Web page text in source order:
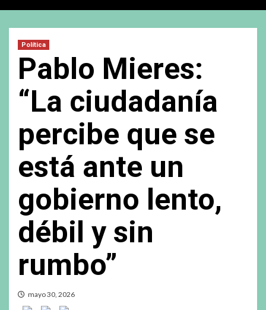
Política
Pablo Mieres:
“La ciudadanía
percibe que se
está ante un
gobierno lento,
débil y sin
rumbo”
mayo 30, 2026